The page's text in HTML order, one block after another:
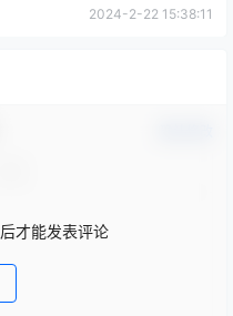
（包三）
2024-2-22 15:38:11
才能发表评论